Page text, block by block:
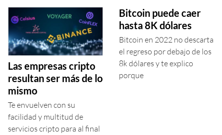
Las empresas cripto
resultan ser más de lo
mismo
Te envuelven con su
facilidad y multitud de
servicios cripto para al final
Bitcoin puede caer
hasta 8K dólares
Bitcoin en 2022 no descarta
el regreso por debajo de los
8k dólares y te explico
porque